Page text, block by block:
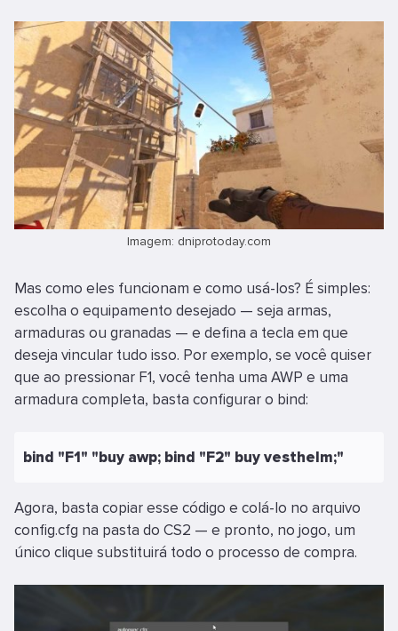
Imagem: dniprotoday.com
Mas como eles funcionam e como usá-los? É simples:
escolha o equipamento desejado — seja armas,
armaduras ou granadas — e defina a tecla em que
deseja vincular tudo isso. Por exemplo, se você quiser
que ao pressionar F1, você tenha uma AWP e uma
armadura completa, basta configurar o bind:
bind "F1" "buy awp; bind "F2" buy vesthelm;"
Agora, basta copiar esse código e colá-lo no arquivo
config.cfg na pasta do CS2 — e pronto, no jogo, um
único clique substituirá todo o processo de compra.